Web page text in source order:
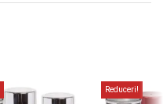
Reduceri!